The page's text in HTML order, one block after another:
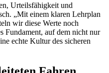
Urteilsfähigkeit und
„Mit einem klaren Lehrplan
wir diese Werte noch
Fundament, auf dem nicht nur
echte Kultur des sicheren